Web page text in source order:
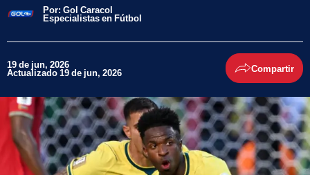
Por: Gol Caracol
Especialistas en Fútbol
19 de jun, 2026
Actualizado 19 de jun, 2026 Compartir